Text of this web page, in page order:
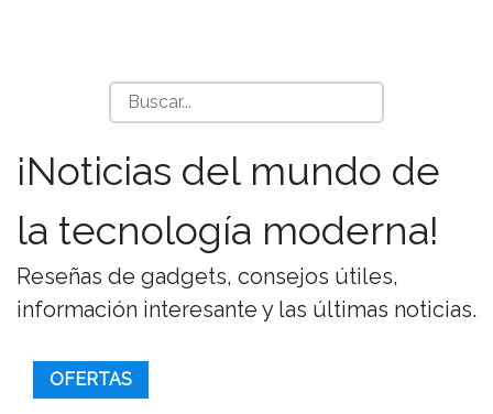
¡Noticias del mundo de
la tecnología moderna!
Reseñas de gadgets, consejos útiles,
información interesante y las últimas noticias.
OFERTAS